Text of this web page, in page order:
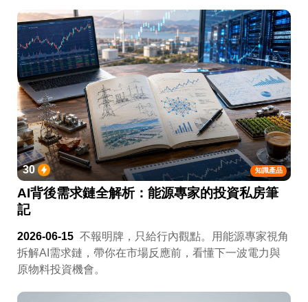
知識產品
30
AI背後需求鏈全解析：能源專家的投資私房筆
記
2026-06-15 不報明牌，只給行內觀點。用能源專家視角
拆解AI需求鏈，帶你在市場反應前，看懂下一波電力與
原物料投資機會。